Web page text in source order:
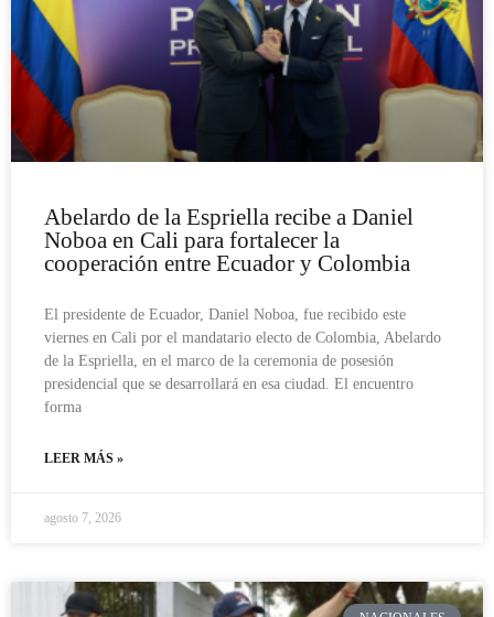
Abelardo de la Espriella recibe a Daniel
Noboa en Cali para fortalecer la
cooperación entre Ecuador y Colombia
El presidente de Ecuador, Daniel Noboa, fue recibido este
viernes en Cali por el mandatario electo de Colombia, Abelardo
de la Espriella, en el marco de la ceremonia de posesión
presidencial que se desarrollará en esa ciudad. El encuentro
forma
LEER MÁS »
agosto 7, 2026